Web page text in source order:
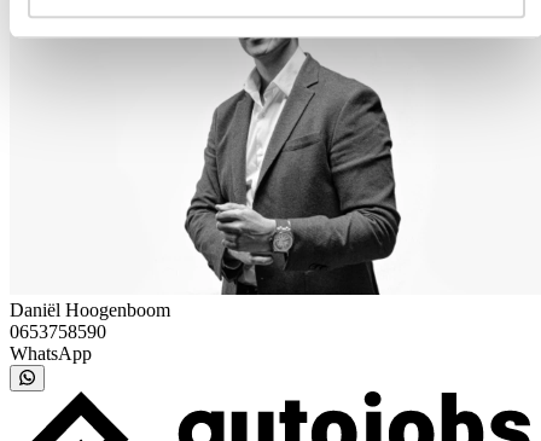
Daniël Hoogenboom
0653758590
WhatsApp